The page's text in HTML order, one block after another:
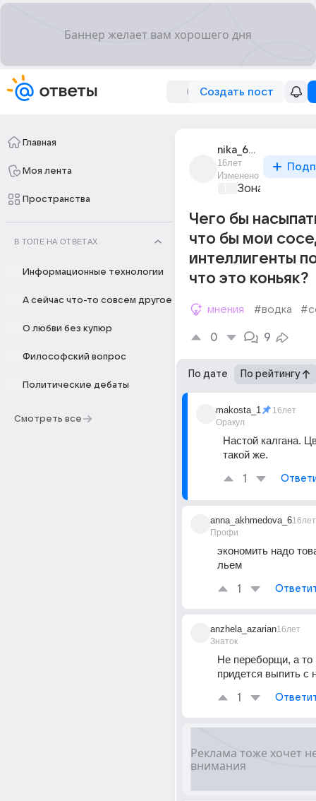
Создать пост
Главная
Моя лента
Пространства
В ТОПЕ НА ОТВЕТАХ
Информационные технологии
А сейчас что-то совсем другое
О любви без купюр
Философский вопрос
Политические дебаты
Смотреть все
nika_6930
16лет
Изменено
Зона Риска
Чего бы
что бы мои
интеллигенты
что это коньяк?
мнения #водка
0 9
По дате По рейтингу
makosta_1
Оракул
16лет
Настой калгана.
такой же.
1
anna_akhmedova_6
Профи
16лет
экономить надо
льем
1
anzhela_azarian
Знаток
16лет
Не переборщи, а то
придется выпить с
1